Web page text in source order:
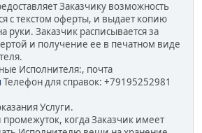
Заказчику возможность
с текстом оферты, и выдает копию
руки. Заказчик расписывается за
и получение ее в печатном виде
Исполнителя:, почта
Телефон для справок: +79195252981
Услуги.
когда Заказчик имеет